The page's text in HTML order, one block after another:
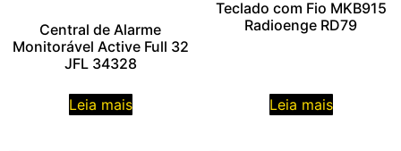
Central de Alarme
Monitorável Active Full 32
JFL 34328
Leia mais
Teclado com Fio MKB915
Radioenge RD79
Leia mais